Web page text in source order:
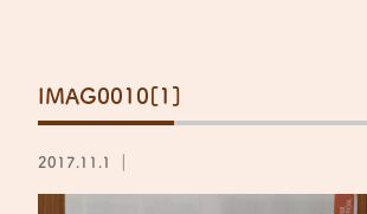
IMAG0010[1]
2017.11.1 ｜